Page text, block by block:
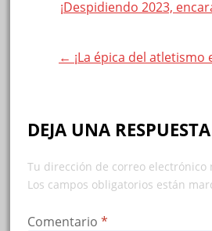
Post
navigation
¡Despidiendo 2023,
← ¡La épica del atletismo
DEJA UNA RESPUESTA
Tu dirección de correo electrónico
Los campos obligatorios están
Comentario *